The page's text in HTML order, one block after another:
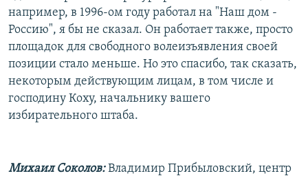
например, в 1996-ом году работал на "Наш дом -
Россию", я бы не сказал. Он работает также, просто
площадок для свободного волеизъявления своей
позиции стало меньше. Но это спасибо, так сказать,
некоторым действующим лицам, в том числе и
господину Коху, начальнику вашего
избирательного штаба.
Михаил Соколов:Владимир Прибыловский, центр